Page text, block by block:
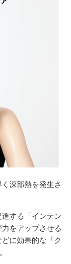
深部熱を発生さ
する「インテン
をアップさせる
に効果的な「ク